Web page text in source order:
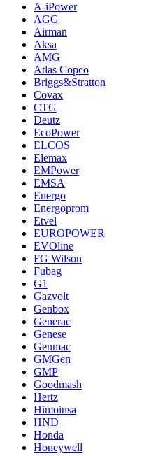
A-iPower
AGG
Airman
Aksa
AMG
Atlas Copco
Briggs&Stratton
Covax
CTG
Deutz
EcoPower
ELCOS
Elemax
EMPower
EMSA
Energo
Energoprom
Etvel
EUROPOWER
EVOline
FG Wilson
Fubag
G1
Gazvolt
Genbox
Generac
Genese
Genmac
GMGen
GMP
Goodmash
Hertz
Himoinsa
HND
Honda
Honeywell